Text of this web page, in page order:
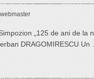
„125 de ani de la
DRAGOMIRESCU Un